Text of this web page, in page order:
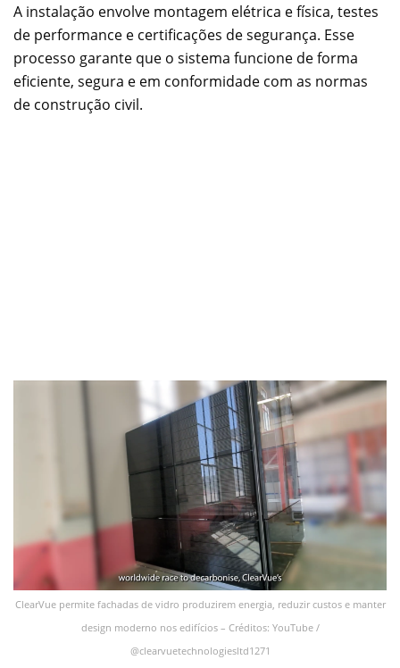
A instalação envolve montagem elétrica e física, testes
de performance e certificações de segurança. Esse
processo garante que o sistema funcione de forma
eficiente, segura e em conformidade com as normas
de construção civil.
ClearVue permite fachadas de vidro produzirem energia, reduzir custos e manter
design moderno nos edifícios – Créditos: YouTube /
@clearvuetechnologiesltd1271